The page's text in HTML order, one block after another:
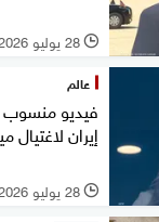
l 28 يوليو 2026
عالم
فيديو
إيران لاغتيال
l 28 يوليو 2026